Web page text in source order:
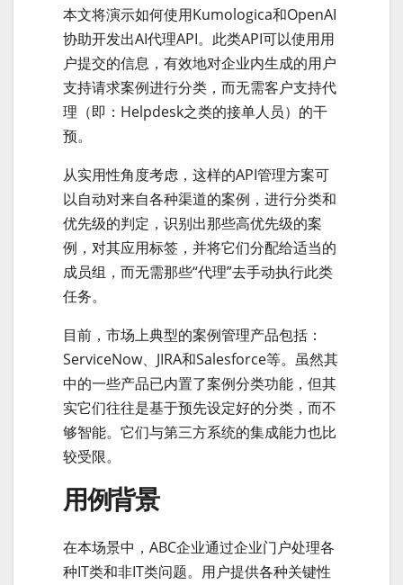
本文将演示如何使用Kumologica和OpenAI
协助开发出AI代理API。此类API可以使用用
户提交的信息，有效地对企业内生成的用户
支持请求案例进行分类，而无需客户支持代
理（即：Helpdesk之类的接单人员）的干
预。
从实用性角度考虑，这样的API管理方案可
以自动对来自各种渠道的案例，进行分类和
优先级的判定，识别出那些高优先级的案
例，对其应用标签，并将它们分配给适当的
成员组，而无需那些“代理”去手动执行此类
任务。
目前，市场上典型的案例管理产品包括：
ServiceNow、JIRA和Salesforce等。虽然其
中的一些产品已内置了案例分类功能，但其
实它们往往是基于预先设定好的分类，而不
够智能。它们与第三方系统的集成能力也比
较受限。
用例背景
在本场景中，ABC企业通过企业门户处理各
种IT类和非IT类问题。用户提供各种关键性